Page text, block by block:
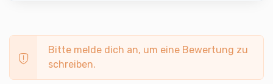
Bitte melde dich an, um eine Bewertung zu
schreiben.